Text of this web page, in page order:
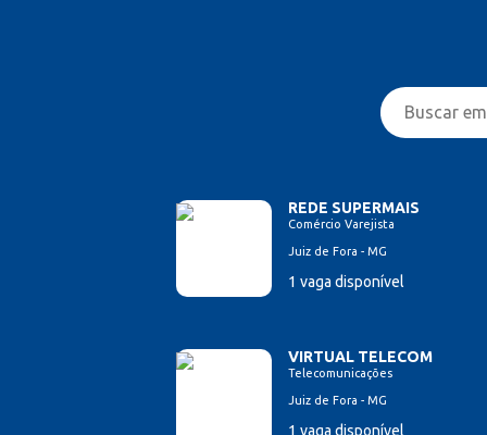
REDE SUPERMAIS
Comércio Varejista
Juiz de Fora - MG
1 vaga disponível
VIRTUAL TELECOM
Telecomunicações
Juiz de Fora - MG
1 vaga disponível